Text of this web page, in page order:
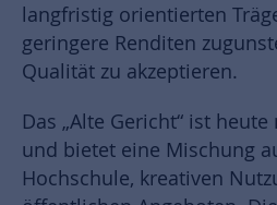
langfristig orientierten
geringere Renditen
Qualität zu akzeptieren.
Das „Alte Gericht“ ist
und bietet eine Mischung
Hochschule, kreativen